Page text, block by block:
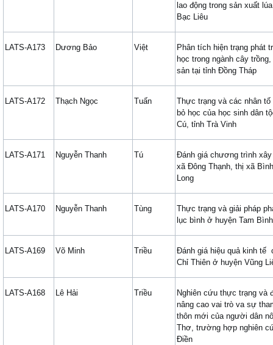
lao động trong sản xuất
Bạc Liêu
LATS-A173 Dương Bảo Việt
Phân tích hiện trạng phát
học trong ngành cây
sản tại tỉnh Đồng Tháp
LATS-A172 Thạch Ngọc Tuấn
Thực trạng và các nhân
bỏ học của học sinh dân
Cú, tỉnh Trà Vinh
LATS-A171 Nguyễn Thanh Tú
Đánh giá chương trình
xã Đông Thạnh, thị xã
Long
LATS-A170 Nguyễn Thanh Tùng
Thực trạng và giải pháp
lục bình ở huyện Tam
LATS-A169 Võ Minh Triều
Đánh giá hiệu quả kinh tế
Chỉ Thiên ở huyện Vũng
LATS-A168 Lê Hải Triều
Nghiên cứu thực trạng và
nâng cao vai trò va sự
thôn mới của người dân
Thơ, trường hợp nghiên
Điền